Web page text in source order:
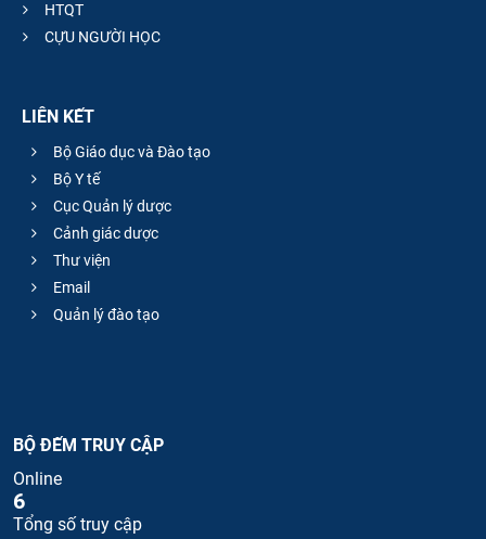
HTQT
CỰU NGƯỜI HỌC
LIÊN KẾT
Bộ Giáo dục và Đào tạo
Bộ Y tế
Cục Quản lý dược
Cảnh giác dược
Thư viện
Email
Quản lý đào tạo
BỘ ĐẾM TRUY CẬP
Online
6
Tổng số truy cập